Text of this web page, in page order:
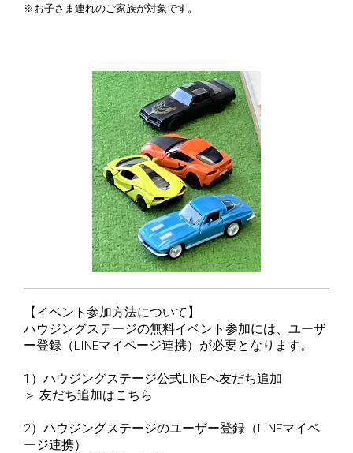
※お子さま連れのご家族が対象です。
【イベント参加方法について】
ハウジングステージの無料イベント参加には、ユーザ
ー登録（LINEマイページ連携）が必要となります。
1）ハウジングステージ公式LINEへ友だち追加
＞ 友だち追加はこちら
2）ハウジングステージのユーザー登録（LINEマイペ
ージ連携）